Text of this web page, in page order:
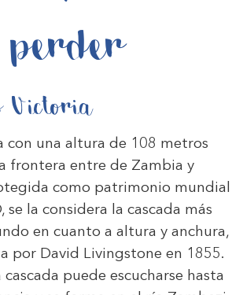
perder
Victoria
con una altura de 108 metros
frontera entre de Zambia y
como patrimonio mundial
se la considera la cascada más
en cuanto a altura y anchura,
por David Livingstone en 1855.
puede escucharse hasta